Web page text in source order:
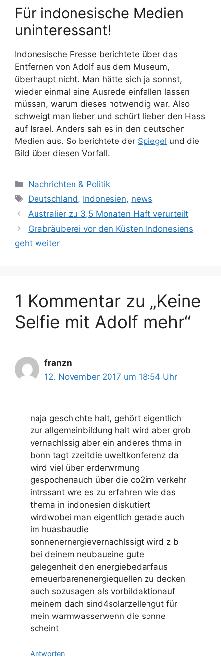
Für indonesische Medien
uninteressant!
Indonesische Presse berichtete über das
Entfernen von Adolf aus dem Museum,
überhaupt nicht. Man hätte sich ja sonnst,
wieder einmal eine Ausrede einfallen lassen
müssen, warum dieses notwendig war. Also
schweigt man lieber und schürt lieber den Hass
auf Israel. Anders sah es in den deutschen
Medien aus. So berichtete der Spiegel und die
Bild über diesen Vorfall.
K
a
e
g
o
n
Nachrichten & Politik
S
c
l
a
r
t
e
Deutschland, Indonesien, news
Australier zu 3,5 Monaten Haft verurteilt
Grabräuberei vor den Küsten Indonesiens
geht weiter
1 Kommentar zu „Keine
Selfie mit Adolf mehr“
franzn
12. November 2017 um 18:54 Uhr
naja geschichte halt, gehört eigentlich
zur allgemeinbildung halt wird aber grob
vernachlssig aber ein anderes thma in
bonn tagt zzeitdie uweltkonferenz da
wird viel über erderwrmung
gespochenauch über die co2im verkehr
intrssant wre es zu erfahren wie das
thema in indonesien diskutiert
wirdwobei man eigentlich gerade auch
im huasbaudie
sonnenernergievernachlssigt wird z b
bei deinem neubaueine gute
gelegenheit den energiebedarfaus
erneuerbarenenergiequellen zu decken
auch sozusagen als vorbildaktionauf
meinem dach sind4solarzellengut für
mein warmwasserwenn die sonne
scheint
Antworten